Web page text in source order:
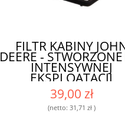
FILTR KABINY
DEERE -
INTENSYWNEJ
EKSPLOATACJI
39,00 zł
(netto: 31,71 zł)